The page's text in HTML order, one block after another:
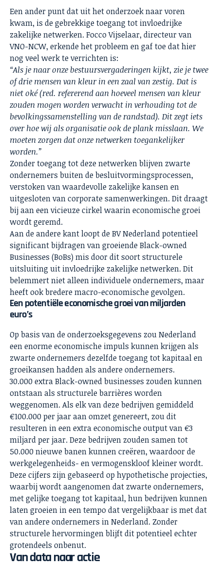
Een ander punt dat uit het onderzoek naar voren
kwam, is de gebrekkige toegang tot invloedrijke
zakelijke netwerken. Focco Vijselaar, directeur van
VNO-NCW, erkende het probleem en gaf toe dat hier
nog veel werk te verrichten is:
“Als je naar onze bestuursvergaderingen kijkt, zie je twee
of drie mensen van kleur in een zaal van zestig. Dat is
niet oké (red. refererend aan hoeveel mensen van kleur
zouden mogen worden verwacht in verhouding tot de
bevolkingssamenstelling van de randstad). Dit zegt iets
over hoe wij als organisatie ook de plank misslaan. We
moeten zorgen dat onze netwerken toegankelijker
worden.”
Zonder toegang tot deze netwerken blijven zwarte
ondernemers buiten de besluitvormingsprocessen,
verstoken van waardevolle zakelijke kansen en
uitgesloten van corporate samenwerkingen. Dit draagt
bij aan een vicieuze cirkel waarin economische groei
wordt geremd.
Aan de andere kant loopt de BV Nederland potentieel
significant bijdragen van groeiende Black-owned
Businesses (BoBs) mis door dit soort structurele
uitsluiting uit invloedrijke zakelijke netwerken. Dit
belemmert niet alleen individuele ondernemers, maar
heeft ook bredere macro-economische gevolgen.
Een potentiële economische groei van miljarden
euro’s
Op basis van de onderzoeksgegevens zou Nederland
een enorme economische impuls kunnen krijgen als
zwarte ondernemers dezelfde toegang tot kapitaal en
groeikansen hadden als andere ondernemers.
30.000 extra Black-owned businesses zouden kunnen
ontstaan als structurele barrières worden
weggenomen. Als elk van deze bedrijven gemiddeld
€100.000 per jaar aan omzet genereert, zou dit
resulteren in een extra economische output van €3
miljard per jaar. Deze bedrijven zouden samen tot
50.000 nieuwe banen kunnen creëren, waardoor de
werkgelegenheids- en vermogenskloof kleiner wordt.
Deze cijfers zijn gebaseerd op hypothetische projecties,
waarbij wordt aangenomen dat zwarte ondernemers,
met gelijke toegang tot kapitaal, hun bedrijven kunnen
laten groeien in een tempo dat vergelijkbaar is met dat
van andere ondernemers in Nederland. Zonder
structurele hervormingen blijft dit potentieel echter
grotendeels onbenut.
Van data naar actie